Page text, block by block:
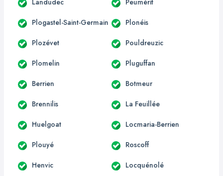
Plogastel-Saint-Germain Plonéis
Plozévet Pouldreuzic
Plomelin Pluguffan
Berrien Botmeur
Brennilis La Feuillée
Huelgoat Locmaria-Berrien
Plouyé Roscoff
Henvic Locquénolé